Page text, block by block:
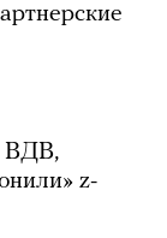
ВДВ,
z-